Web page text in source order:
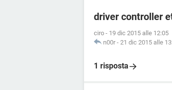
driver controller
ciro - 19 dic 2015 alle 12:05
n00r - 21 dic 2015 alle
1 risposta